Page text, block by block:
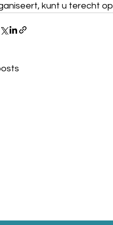
kunt u terecht op